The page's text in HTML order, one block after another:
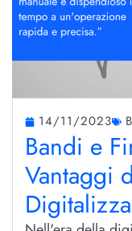
14/11/2023
Bandi e
Vantaggi